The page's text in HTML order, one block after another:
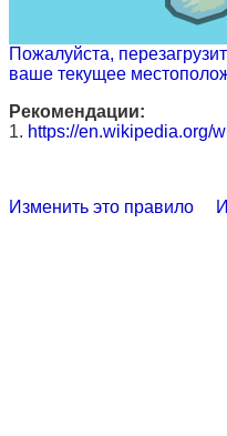
Пожалуйста,
ваше текущее
Рекомендации:
1. https://en.wikipedia.org/
Изменить это правило